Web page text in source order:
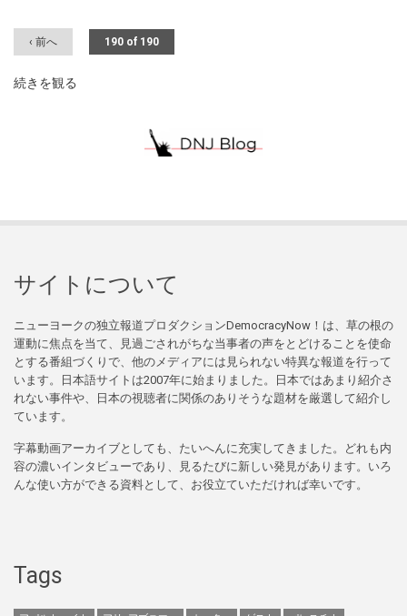
‹ 前へ 190 of 190
続きを観る
サイトについて
ニューヨークの独立報道プロダクションDemocracyNow！は、草の根の
運動に焦点を当て、見過ごされがちな当事者の声をとどけることを使命
とする番組づくりで、他のメディアには見られない特異な報道を行って
います。日本語サイトは2007年に始まりました。日本ではあまり紹介さ
れない事件や、日本の視聴者に関係のありそうな題材を厳選して紹介し
ています。
字幕動画アーカイブとしても、たいへんに充実してきました。どれも内
容の濃いインタビューであり、見るたびに新しい発見があります。いろ
んな使い方ができる資料として、お役立ていただければ幸いです。
Tags